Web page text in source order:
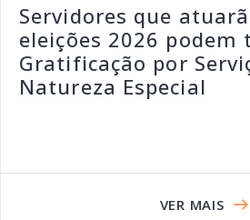
Servidores que
eleições 2026 podem
Gratificação por
Natureza Especial
VER MAIS